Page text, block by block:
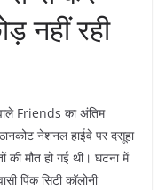
नहीं रही
Friends का अंतिम
नेशनल हाईवे पर दसूहा
की मौत हो गई थी। घटना में
पिंक सिटी कॉलोनी